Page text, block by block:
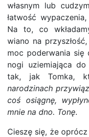
własnym lub
łatwość
Na to, co
wiano na
moc poderwania
nogi uziemiająca
tak, jak Tomka,
narodzinach
coś osiągnę,
mnie na dno. Tonę.
Cieszę się, że